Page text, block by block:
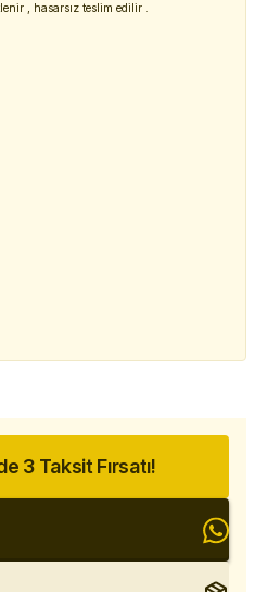
, hasarsız teslim edilir .
3 Taksit Fırsatı!